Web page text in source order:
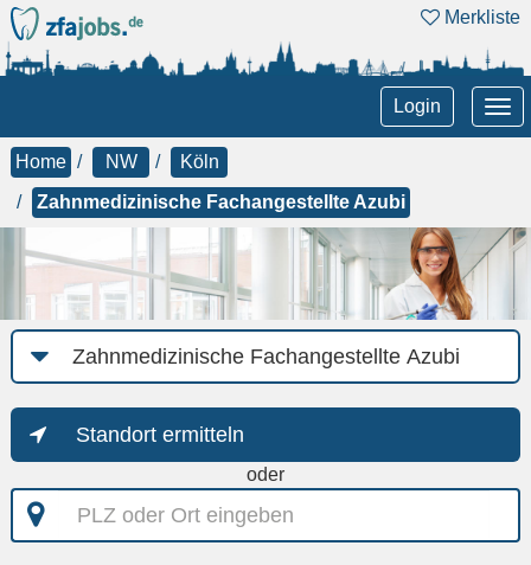
Merkliste
Login
Home NW
Köln
Zahnmedizinische Fachangestellte Azubi
Job-
Kategorie
Standort ermitteln
oder
PLZ
oder